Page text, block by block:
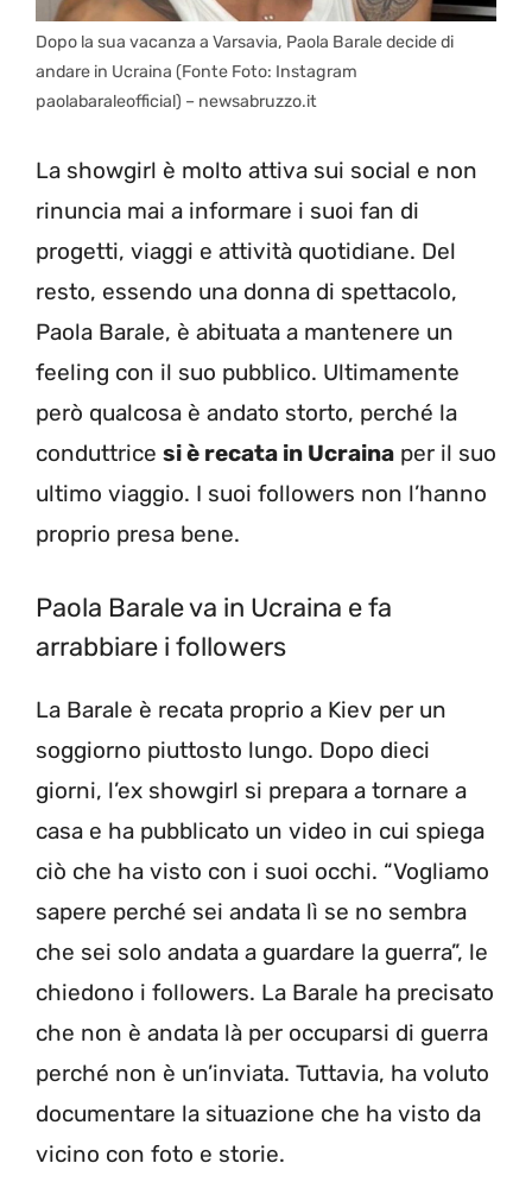
Dopo la sua vacanza a Varsavia, Paola Barale decide di
andare in Ucraina (Fonte Foto: Instagram
paolabaraleofficial) – newsabruzzo.it
La showgirl è molto attiva sui social e non
rinuncia mai a informare i suoi fan di
progetti, viaggi e attività quotidiane. Del
resto, essendo una donna di spettacolo,
Paola Barale, è abituata a mantenere un
feeling con il suo pubblico. Ultimamente
però qualcosa è andato storto, perché la
conduttrice si è recata in Ucraina per il suo
ultimo viaggio. I suoi followers non l’hanno
proprio presa bene.
Paola Barale va in Ucraina e fa
arrabbiare i followers
La Barale è recata proprio a Kiev per un
soggiorno piuttosto lungo. Dopo dieci
giorni, l’ex showgirl si prepara a tornare a
casa e ha pubblicato un video in cui spiega
ciò che ha visto con i suoi occhi. “Vogliamo
sapere perché sei andata lì se no sembra
che sei solo andata a guardare la guerra”, le
chiedono i followers. La Barale ha precisato
che non è andata là per occuparsi di guerra
perché non è un’inviata. Tuttavia, ha voluto
documentare la situazione che ha visto da
vicino con foto e storie.